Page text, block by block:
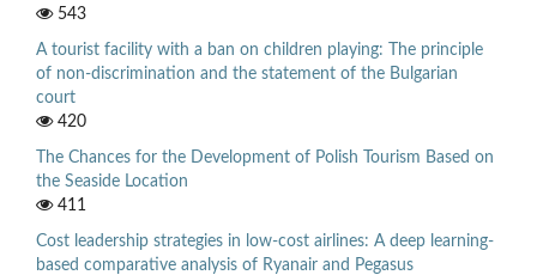
543
A tourist facility with a ban on children playing: The principle
of non-discrimination and the statement of the Bulgarian
court
420
The Chances for the Development of Polish Tourism Based on
the Seaside Location
411
Cost leadership strategies in low-cost airlines: A deep learning-
based comparative analysis of Ryanair and Pegasus